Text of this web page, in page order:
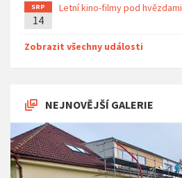
SRP
14
Letní kino-filmy pod hvězdami
Zobrazit všechny události
NEJNOVĚJŠÍ GALERIE